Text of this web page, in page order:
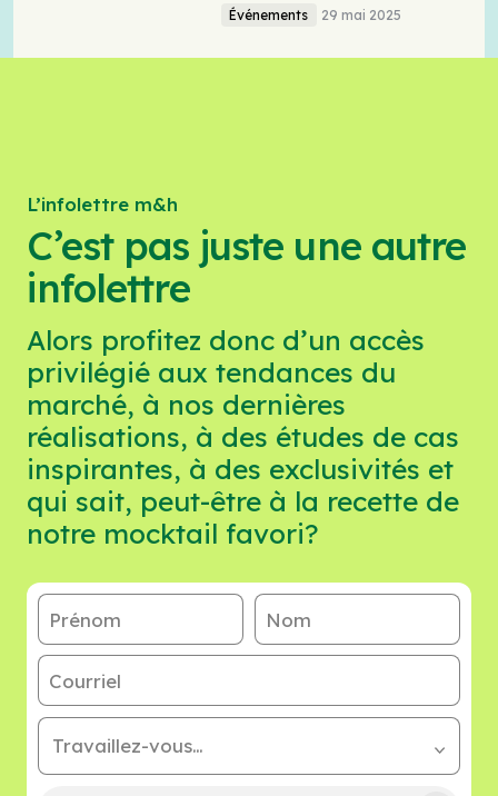
Événements 29 mai 2025
L’infolettre m&h
C’est pas juste une autre
infolettre
Alors profitez donc d’un accès
privilégié aux tendances du
marché, à nos dernières
réalisations, à des études de cas
inspirantes, à des exclusivités et
qui sait, peut-être à la recette de
notre mocktail favori?
Prénom Nom
Courriel
Travaillez-vous…